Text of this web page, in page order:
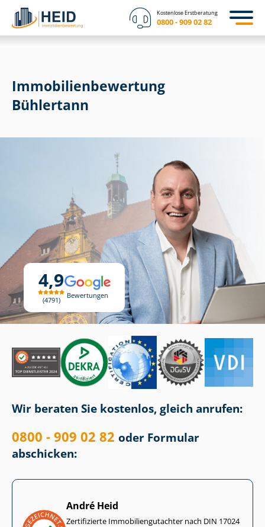
Kostenlose Erstberatung
0800 - 909 02 82
4,9
4791
Bewertungen
Immobilien­bewertung
Bühlertann
Wir beraten Sie kostenlos, gleich anrufen:
0800 - 909 02 82 oder Formular
abschicken:
André Heid
Zertifizierte Im­mo­bi­li­en­gut­ach­ter nach DIN 17024